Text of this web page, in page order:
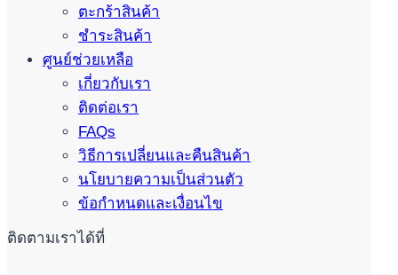
ตะกร้าสินค้า
ชำระสินค้า
ศูนย์ช่วยเหลือ
เกี่ยวกับเรา
ติดต่อเรา
FAQs
วิธีการเปลี่ยนและคืนสินค้า
นโยบายความเป็นส่วนตัว
ข้อกำหนดและเงื่อนไข
ติดตามเราได้ที่